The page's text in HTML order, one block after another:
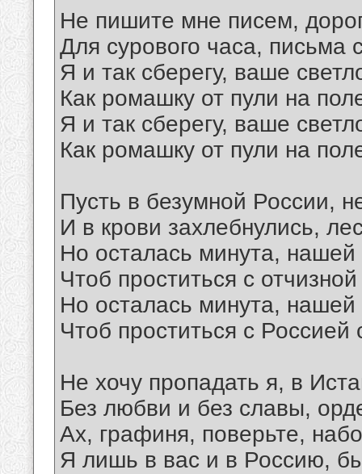
Не пишите мне писем,
Для сурового часа,
Я и так сберегу, ваше
Как ромашку от пули на
Я и так сберегу, ваше
Как ромашку от пули на
Пусть в безумной России,
И в крови захлебнулись,
Но осталась минута,
Чтоб проститься с
Но осталась минута,
Чтоб проститься с Россией
Не хочу пропадать я, в
Без любви и без славы,
Ах, графиня, поверьте,
Я лишь в вас и в Россию,